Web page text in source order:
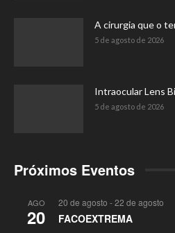
A cirurgia que o
5 de agosto de 2026
Intraocular Lens
5 de agosto de 2026
Próximos Eventos
AGO
20
20 de agosto -22 de agosto
FACOEXTREMA